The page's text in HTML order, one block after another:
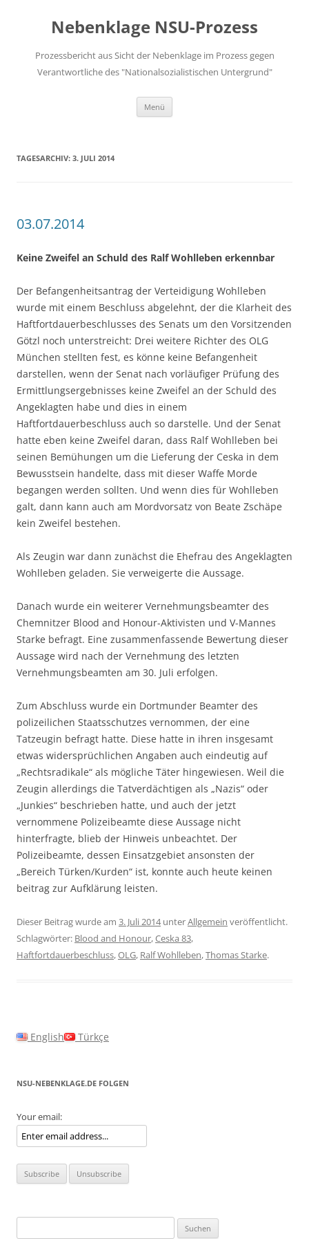
springenNebenklage NSU-Prozess
Prozessbericht aus Sicht der Nebenklage im Prozess gegen
Verantwortliche des "Nationalsozialistischen Untergrund"
Menü
TAGESARCHIV: 3. JULI 2014
03.07.2014
Keine Zweifel an Schuld des Ralf Wohlleben erkennbar
Der Befangenheitsantrag der Verteidigung Wohlleben
wurde mit einem Beschluss abgelehnt, der die Klarheit des
Haftfortdauerbeschlusses des Senats um den Vorsitzenden
Götzl noch unterstreicht: Drei weitere Richter des OLG
München stellten fest, es könne keine Befangenheit
darstellen, wenn der Senat nach vorläufiger Prüfung des
Ermittlungsergebnisses keine Zweifel an der Schuld des
Angeklagten habe und dies in einem
Haftfortdauerbeschluss auch so darstelle. Und der Senat
hatte eben keine Zweifel daran, dass Ralf Wohlleben bei
seinen Bemühungen um die Lieferung der Ceska in dem
Bewusstsein handelte, dass mit dieser Waffe Morde
begangen werden sollten. Und wenn dies für Wohlleben
galt, dann kann auch am Mordvorsatz von Beate Zschäpe
kein Zweifel bestehen.
Als Zeugin war dann zunächst die Ehefrau des Angeklagten
Wohlleben geladen. Sie verweigerte die Aussage.
Danach wurde ein weiterer Vernehmungsbeamter des
Chemnitzer Blood and Honour-Aktivisten und V-Mannes
Starke befragt. Eine zusammenfassende Bewertung dieser
Aussage wird nach der Vernehmung des letzten
Vernehmungsbeamten am 30. Juli erfolgen.
Zum Abschluss wurde ein Dortmunder Beamter des
polizeilichen Staatsschutzes vernommen, der eine
Tatzeugin befragt hatte. Diese hatte in ihren insgesamt
etwas widersprüchlichen Angaben auch eindeutig auf
„Rechtsradikale“ als mögliche Täter hingewiesen. Weil die
Zeugin allerdings die Tatverdächtigen als „Nazis“ oder
„Junkies“ beschrieben hatte, und auch der jetzt
vernommene Polizeibeamte diese Aussage nicht
hinterfragte, blieb der Hinweis unbeachtet. Der
Polizeibeamte, dessen Einsatzgebiet ansonsten der
„Bereich Türken/Kurden“ ist, konnte auch heute keinen
beitrag zur Aufklärung leisten.
Dieser Beitrag wurde am 3. Juli 2014unterAllgemein veröffentlicht.
Schlagwörter: Blood and Honour,Ceska 83,
Haftfortdauerbeschluss,OLG, Ralf Wohlleben,Thomas Starke.
English Türkçe
NSU-NEBENKLAGE.DE FOLGEN
Your email: